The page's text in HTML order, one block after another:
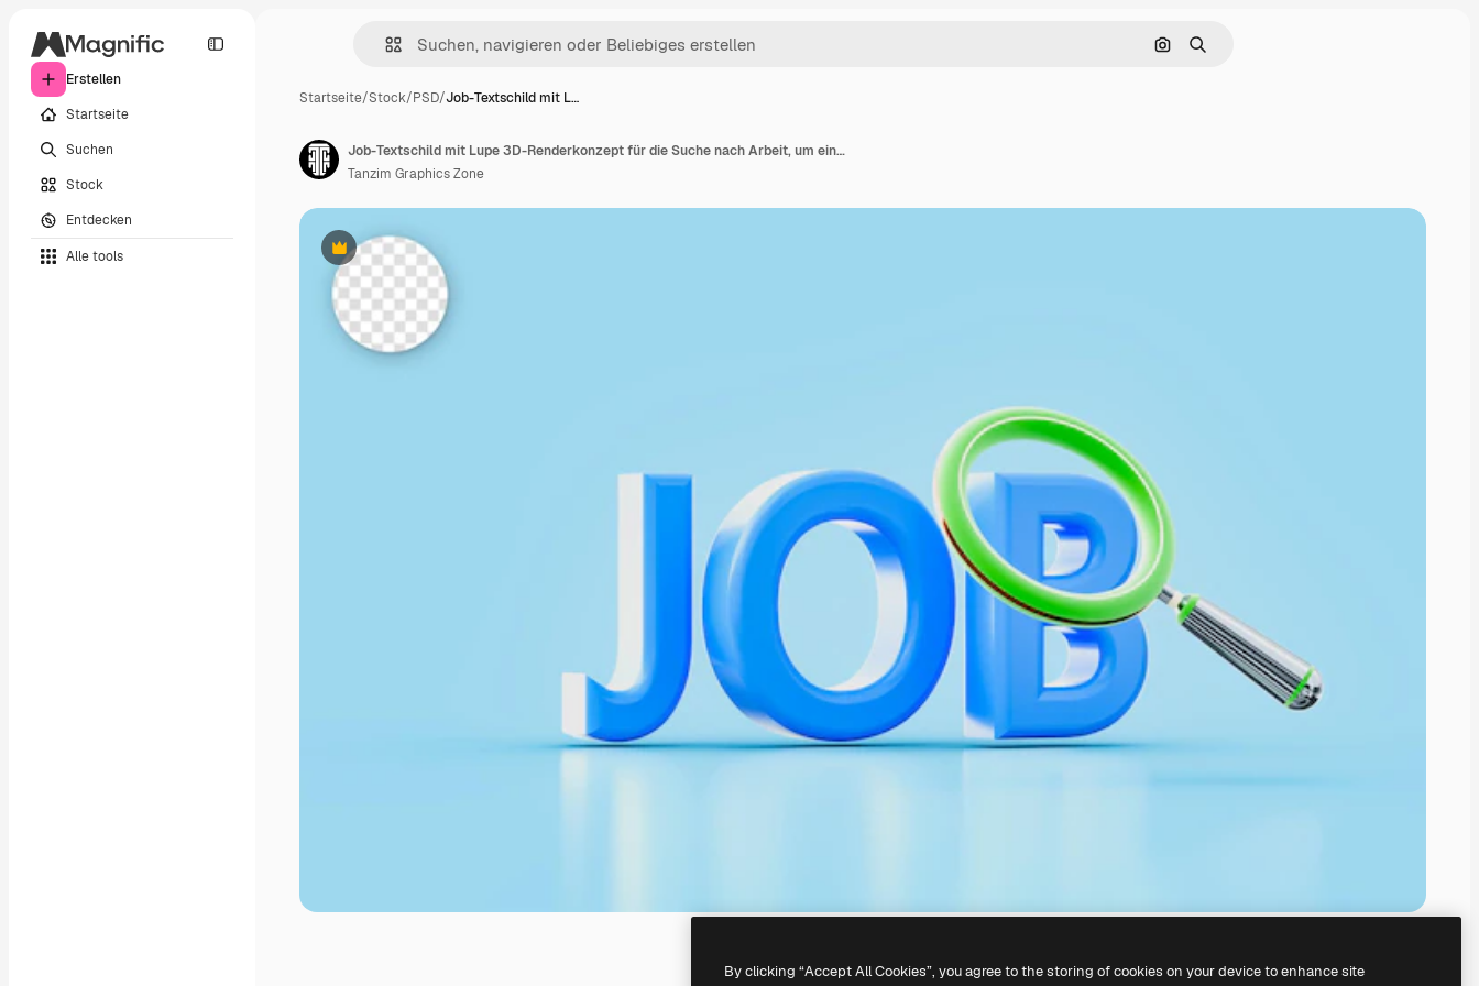
Erstellen
Startseite
Suchen
Stock
Entdecken
Alle tools
Nach Bild suchen
Suchen
Startseite/Stock/PSD/Job-Textschild mit L…
Premium
Job-Textschild mit Lupe 3D-Renderkonzept für die Suche nach Arbeit, um eine erfolgreiche Karriere zu schaffen
Tanzim Graphics Zone
By clicking “Accept All Cookies”, you agree to the storing of cookies on your device to enhance site